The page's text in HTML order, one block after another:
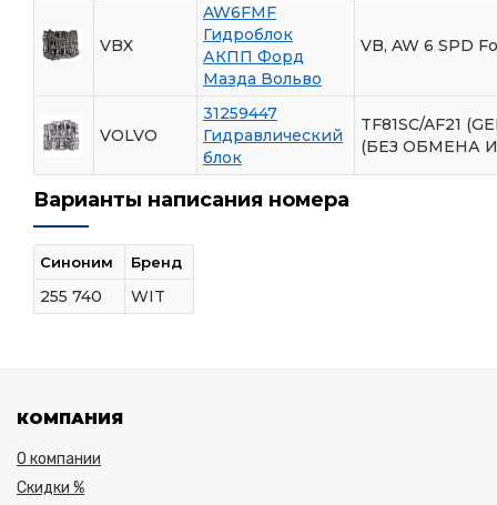
VBX
AW6FMF
Гидроблок
АКПП Форд
Мазда Вольво
VB, AW 6 SPD
VOLVO
31259447
Гидравлический
блок
TF81SC/AF21
(БЕЗ ОБМЕНА
Варианты написания номера
Синоним Бренд
255 740 WIT
КОМПАНИЯ
О компании
Скидки %